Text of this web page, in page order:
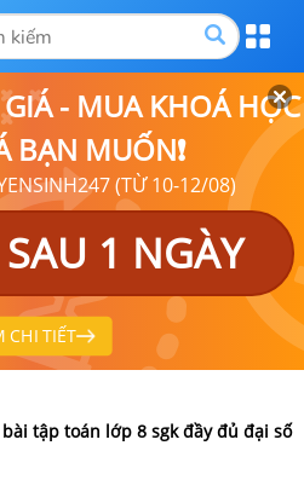
- MUA KHOÁ HỌC
BẠN MUỐN❗
(TỪ 10-12/08)
1 NGÀY
CHI TIẾT
tập toán lớp 8 sgk đầy đủ đại số